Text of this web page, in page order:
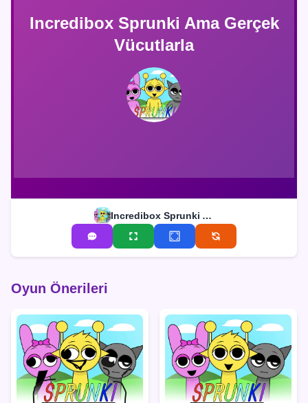
Incredibox Sprunki Ama Gerçek
Vücutlarla
Incredibox Sprunki Ama Gerçek Vücutlarla
Oyun Önerileri